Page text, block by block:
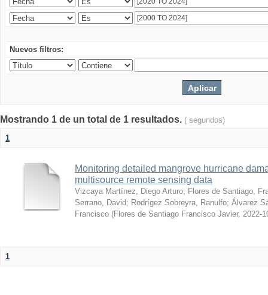
Nuevos filtros:
Mostrando 1 de un total de 1 resultados. ( segundos)
1
Monitoring detailed mangrove hurricane
multisource remote sensing data
Vizcaya Martínez, Diego Arturo; Flores de Santiago,
Serrano, David; Rodrígez Sobreyra, Ranulfo; Álvarez
Francisco (Flores de Santiago Francisco Javier, 2022-
1